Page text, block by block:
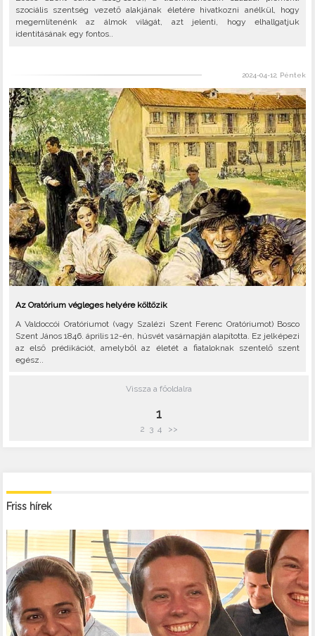
szociális szentség vezető alakjának életére hivatkozni anélkül, hogy
megemlítenénk az álmok világát, azt jelenti, hogy elhallgatjuk
identitásának egy fontos..
2024-04-12, Péntek
Az Oratórium végleges helyére költözik
A Valdoccói Oratóriumot (vagy Szalézi Szent Ferenc Oratóriumot) Bosco
Szent János 1846. április 12-én, húsvét vasárnapján alapította. Ez jelképezi
az első prédikációt, amelyből az életét a fiataloknak szentelő szent
egész..
Vissza a főoldalra
1
2 3 4 >>
Friss hírek